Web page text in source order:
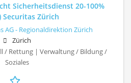
Sicherheitsdienst 20-100%
Securitas Zürich
AG - Regionaldirektion Zürich
Zürich
/ Rettung | Verwaltung / Bildung /
Soziales